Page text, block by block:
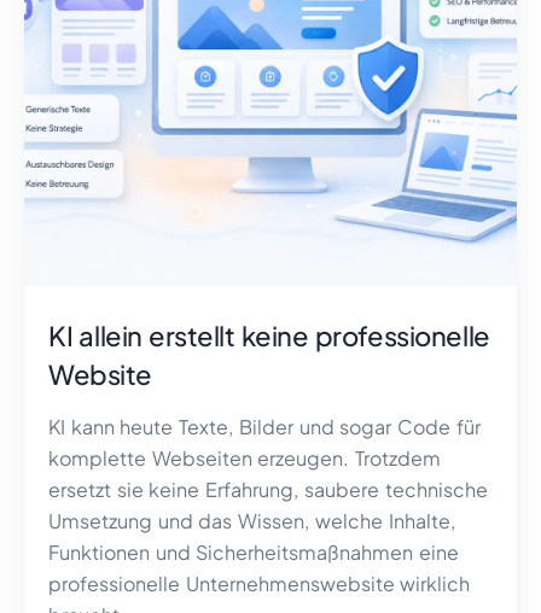
KI allein erstellt keine professionelle
Website
KI kann heute Texte, Bilder und sogar Code für
komplette Webseiten erzeugen. Trotzdem
ersetzt sie keine Erfahrung, saubere technische
Umsetzung und das Wissen, welche Inhalte,
Funktionen und Sicherheitsmaßnahmen eine
professionelle Unternehmenswebsite wirklich